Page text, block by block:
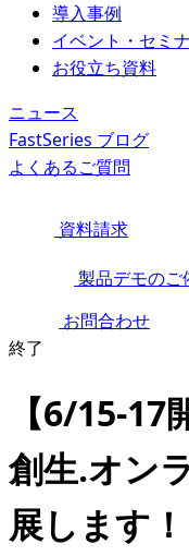
導入事例
イベント・セミ
お役立ち資料
ニュース
FastSeries ブログ
よくあるご質問
資料請求
製品デモのご
お問合わせ
終了
【6/15-17
創生.オン
展します！